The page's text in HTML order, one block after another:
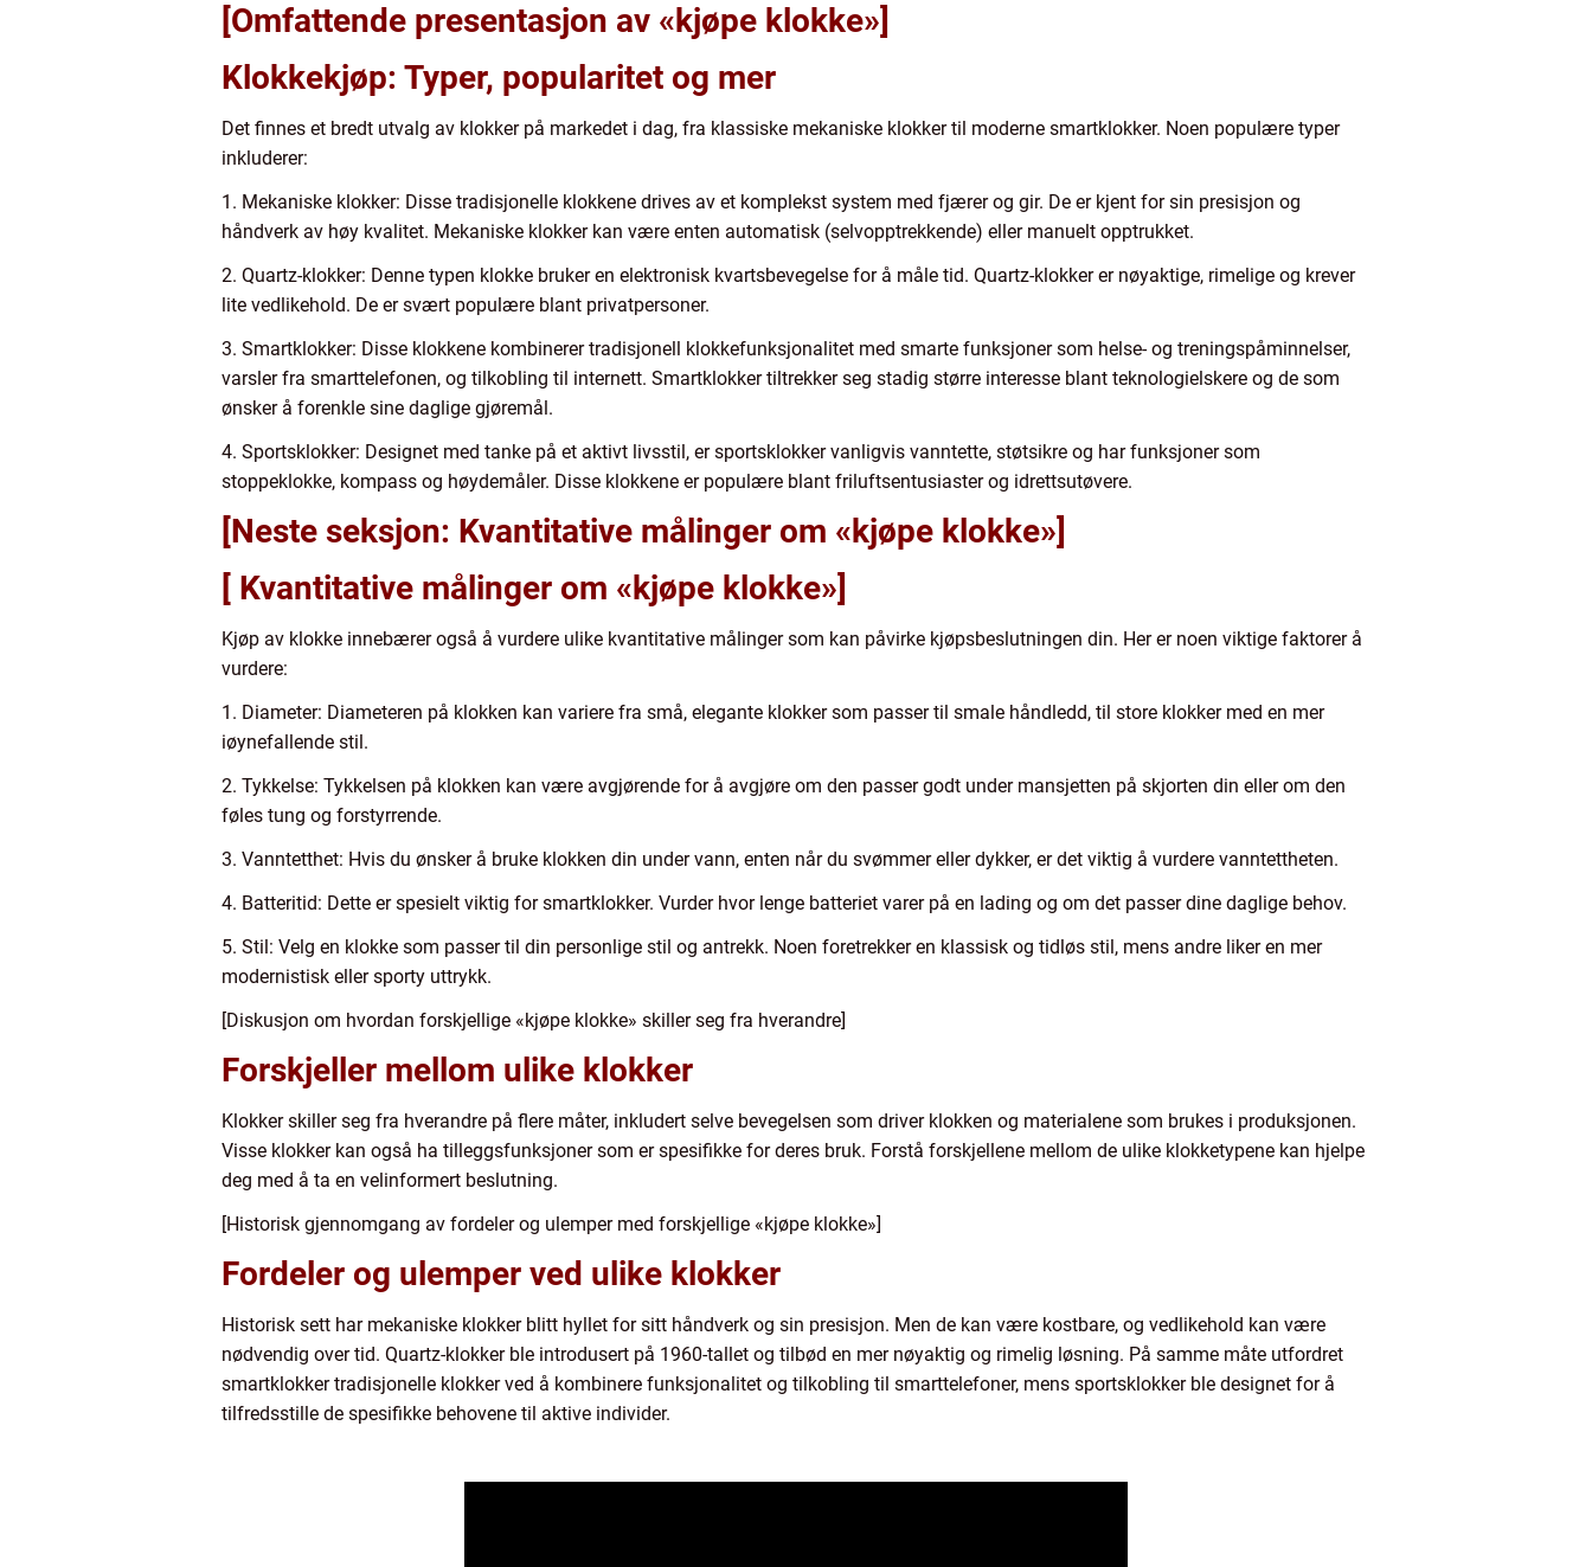
[Omfattende presentasjon av «kjøpe klokke»]
Klokkekjøp: Typer, popularitet og mer
Det finnes et bredt utvalg av klokker på markedet i dag, fra klassiske mekaniske klokker til moderne smartklokker. Noen populære typer
inkluderer:
1. Mekaniske klokker: Disse tradisjonelle klokkene drives av et komplekst system med fjærer og gir. De er kjent for sin presisjon og
håndverk av høy kvalitet. Mekaniske klokker kan være enten automatisk (selvopptrekkende) eller manuelt opptrukket.
2. Quartz-klokker: Denne typen klokke bruker en elektronisk kvartsbevegelse for å måle tid. Quartz-klokker er nøyaktige, rimelige og krever
lite vedlikehold. De er svært populære blant privatpersoner.
3. Smartklokker: Disse klokkene kombinerer tradisjonell klokkefunksjonalitet med smarte funksjoner som helse- og treningspåminnelser,
varsler fra smarttelefonen, og tilkobling til internett. Smartklokker tiltrekker seg stadig større interesse blant teknologielskere og de som
ønsker å forenkle sine daglige gjøremål.
4. Sportsklokker: Designet med tanke på et aktivt livsstil, er sportsklokker vanligvis vanntette, støtsikre og har funksjoner som
stoppeklokke, kompass og høydemåler. Disse klokkene er populære blant friluftsentusiaster og idrettsutøvere.
[Neste seksjon: Kvantitative målinger om «kjøpe klokke»]
[ Kvantitative målinger om «kjøpe klokke»]
Kjøp av klokke innebærer også å vurdere ulike kvantitative målinger som kan påvirke kjøpsbeslutningen din. Her er noen viktige faktorer å
vurdere:
1. Diameter: Diameteren på klokken kan variere fra små, elegante klokker som passer til smale håndledd, til store klokker med en mer
iøynefallende stil.
2. Tykkelse: Tykkelsen på klokken kan være avgjørende for å avgjøre om den passer godt under mansjetten på skjorten din eller om den
føles tung og forstyrrende.
3. Vanntetthet: Hvis du ønsker å bruke klokken din under vann, enten når du svømmer eller dykker, er det viktig å vurdere vanntettheten.
4. Batteritid: Dette er spesielt viktig for smartklokker. Vurder hvor lenge batteriet varer på en lading og om det passer dine daglige behov.
5. Stil: Velg en klokke som passer til din personlige stil og antrekk. Noen foretrekker en klassisk og tidløs stil, mens andre liker en mer
modernistisk eller sporty uttrykk.
[Diskusjon om hvordan forskjellige «kjøpe klokke» skiller seg fra hverandre]
Forskjeller mellom ulike klokker
Klokker skiller seg fra hverandre på flere måter, inkludert selve bevegelsen som driver klokken og materialene som brukes i produksjonen.
Visse klokker kan også ha tilleggsfunksjoner som er spesifikke for deres bruk. Forstå forskjellene mellom de ulike klokketypene kan hjelpe
deg med å ta en velinformert beslutning.
[Historisk gjennomgang av fordeler og ulemper med forskjellige «kjøpe klokke»]
Fordeler og ulemper ved ulike klokker
Historisk sett har mekaniske klokker blitt hyllet for sitt håndverk og sin presisjon. Men de kan være kostbare, og vedlikehold kan være
nødvendig over tid. Quartz-klokker ble introdusert på 1960-tallet og tilbød en mer nøyaktig og rimelig løsning. På samme måte utfordret
smartklokker tradisjonelle klokker ved å kombinere funksjonalitet og tilkobling til smarttelefoner, mens sportsklokker ble designet for å
tilfredsstille de spesifikke behovene til aktive individer.